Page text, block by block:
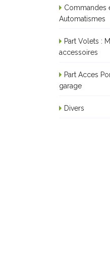
Commandes
Automatismes
Part Volets :
accessoires
Part Acces
garage
Divers